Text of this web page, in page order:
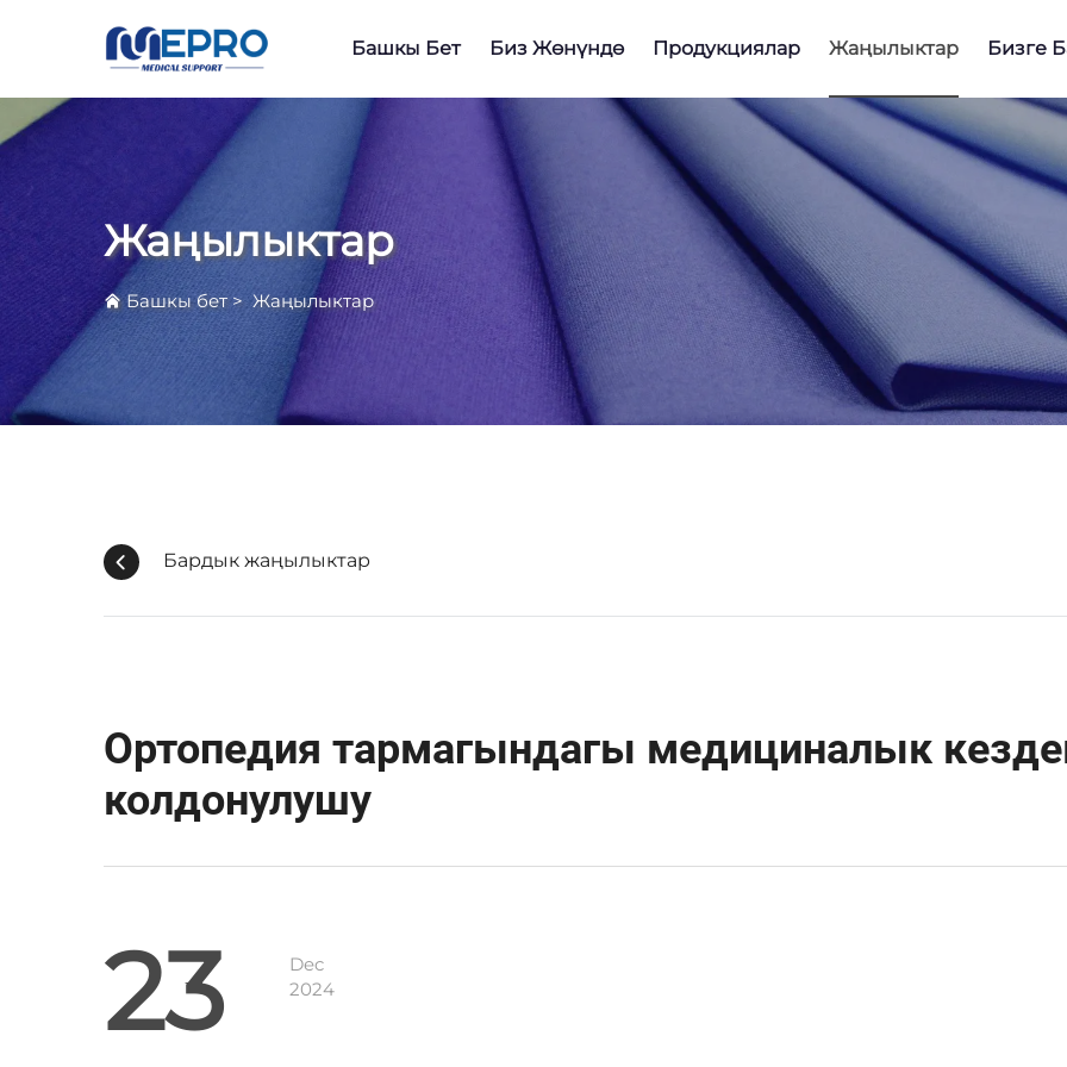
Башкы Бет Биз Жөнүндө Продукциялар Жаңылыктар Бизге
Жаңылыктар
Башкы бет>Жаңылыктар
Бардык жаңылыктар
Ортопедия тармагындагы медициналык
колдонулушу
23
Dec
2024